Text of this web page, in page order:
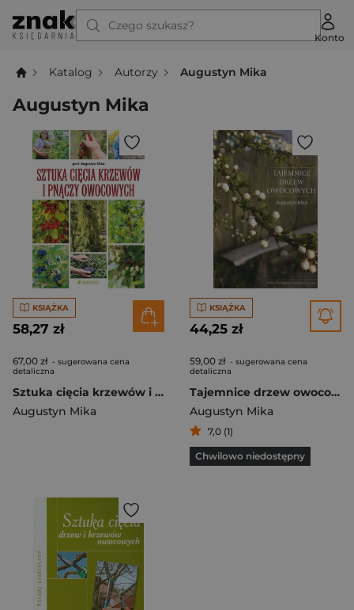
Czego szukasz?
Konto
Katalog Autorzy Augustyn Mika
Augustyn Mika
KSIĄŻKA
58,27 zł
67,00 zł - sugerowana cena
detaliczna
Sztuka cięcia krzewów i pnączy owocowych
Augustyn Mika
KSIĄŻKA
44,25 zł
59,00 zł - sugerowana cena
detaliczna
Tajemnice drzew owocowych
Augustyn Mika
7,0 (1)
Chwilowo niedostępny